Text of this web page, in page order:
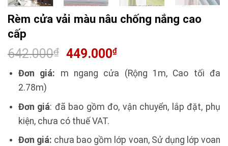
Rèm cửa vải màu nâu chống nắng cao
cấp
642.000₫ 449.000₫
Đơn giá: m ngang cửa (Rộng 1m, Cao tối đa
2.78m)
Đơn giá: đã bao gồm đo, vận chuyển, lắp đặt, phụ
kiện, chưa có thuế VAT.
Đơn giá: chưa bao gồm lớp voan, Sử dụng lớp voan